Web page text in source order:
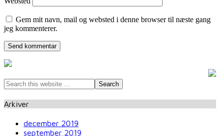
Gem mit navn, mail og websted i denne browser til næste gang
jeg kommenterer.
Arkiver
december 2019
september 2019